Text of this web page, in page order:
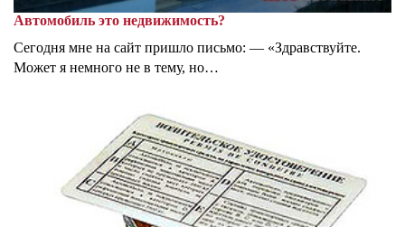
Автомобиль это недвижимость?
Сегодня мне на сайт пришло письмо: — «Здравствуйте.
Может я немного не в тему, но…